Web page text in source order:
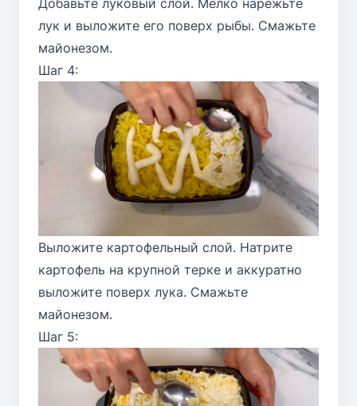
лук и выложите его поверх рыбы. Смажьте
майонезом.
Шаг 4:
Выложите картофельный слой. Натрите
картофель на крупной терке и аккуратно
выложите поверх лука. Смажьте
майонезом.
Шаг 5: